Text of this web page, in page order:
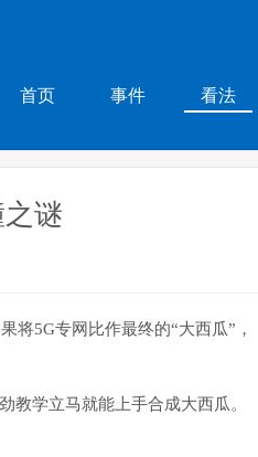
首页 事件 看法
谜
将5G专网比作最终的“大西瓜”，
教学立马就能上手合成大西瓜。